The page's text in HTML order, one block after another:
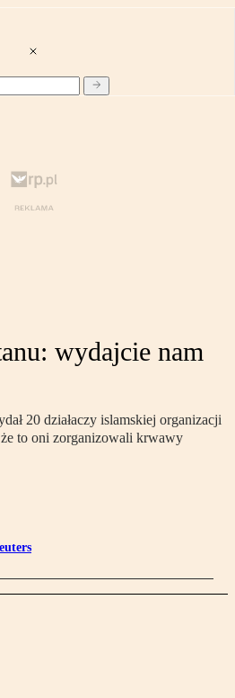
wydajcie nam
20 działaczy islamskiej organizacji
to oni zorganizowali krwawy